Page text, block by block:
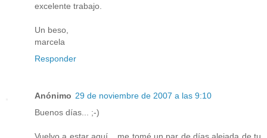
excelente trabajo.
Un beso,
marcela
Responder
Anónimo 29 de noviembre de 2007 a las 9:10
Buenos días... ;-)